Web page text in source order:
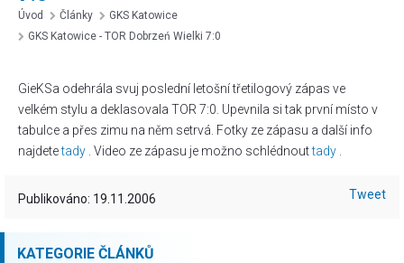
Úvod Články
GKS Katowice
GKS Katowice - TOR Dobrzeń Wielki 7:0
GieKSa odehrála svuj poslední letošní třetilogový zápas ve
velkém stylu a deklasovala TOR 7:0. Upevnila si tak první místo v
tabulce a přes zimu na něm setrvá. Fotky ze zápasu a další info
najdetetady . Video ze zápasu je možno schlédnouttady
Publikováno: 19.11.2006 Tweet
KATEGORIE ČLÁNKŮ